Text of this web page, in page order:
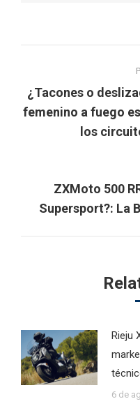
navigation
¿Tacones o
femenino a fuego
los
ZXMoto 500
Supersport?: La
Rieju
6 de